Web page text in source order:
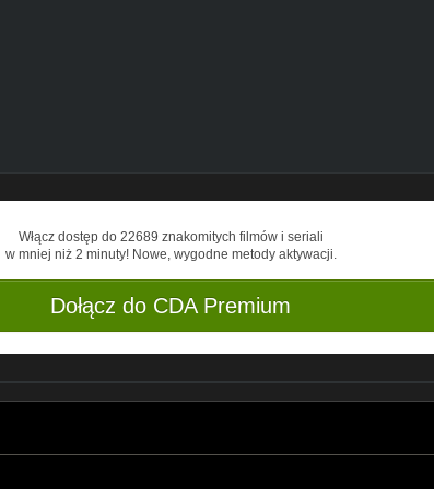
Włącz dostęp do 22689 znakomitych filmów i seriali
w mniej niż 2 minuty! Nowe, wygodne metody aktywacji.
Dołącz do CDA Premium